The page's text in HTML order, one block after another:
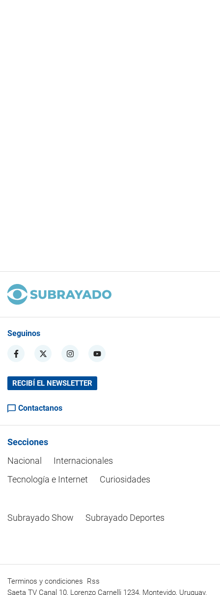
Seguinos
RECIBÍ EL NEWSLETTER
Contactanos
Secciones
Nacional
Internacionales
Tecnología e Internet
Curiosidades
Subrayado Show Subrayado Deportes
Terminos y condiciones Rss
Saeta TV Canal 10, Lorenzo Carnelli 1234, Montevido, Uruguay.